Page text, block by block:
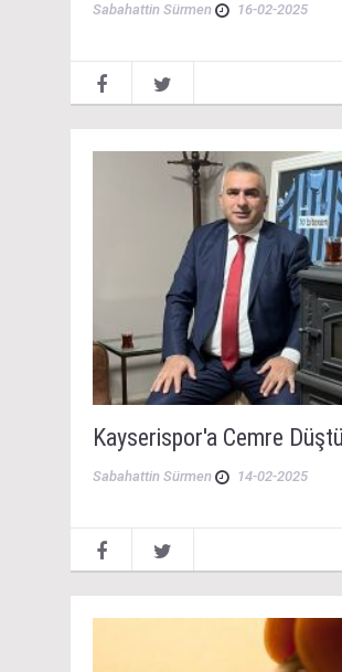
Sabahattin Sürmen 16-02-2025
Kayserispor'a Cemre
Sabahattin Sürmen 14-02-2025